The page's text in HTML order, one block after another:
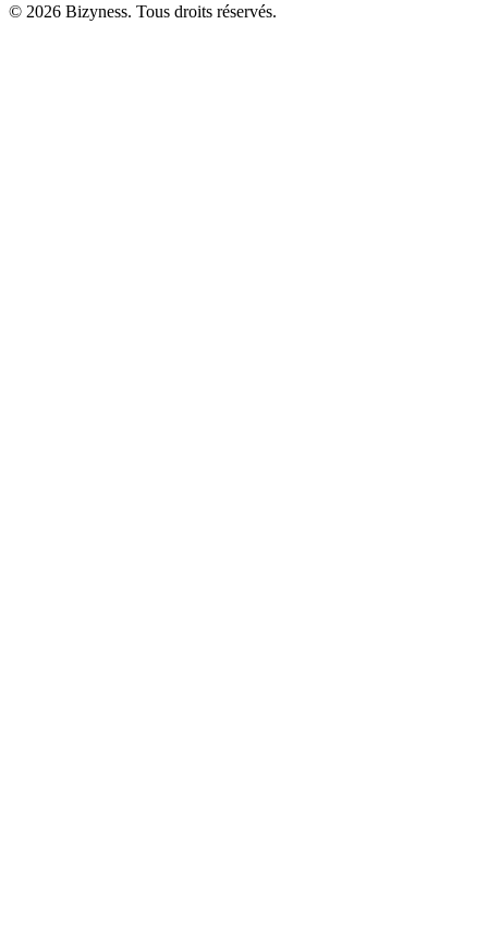
© 2026 Bizyness. Tous droits réservés.